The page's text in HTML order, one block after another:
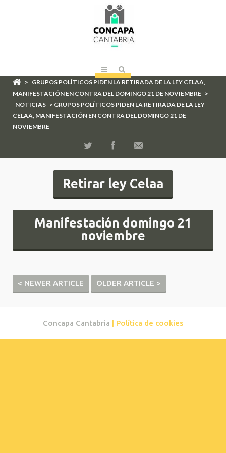
> GRUPOS POLÍTICOS PIDEN LA RETIRADA DE LA LEY CELAA,
MANIFESTACIÓN EN CONTRA DEL DOMINGO 21 DE NOVIEMBRE >
NOTICIAS > GRUPOS POLÍTICOS PIDEN LA RETIRADA DE LA LEY
CELAA, MANIFESTACIÓN EN CONTRA DEL DOMINGO 21 DE
NOVIEMBRE
Retirar ley Celaa
Manifestación domingo 21
noviembre
< NEWER ARTICLE OLDER ARTICLE >
Concapa Cantabria | Política de cookies